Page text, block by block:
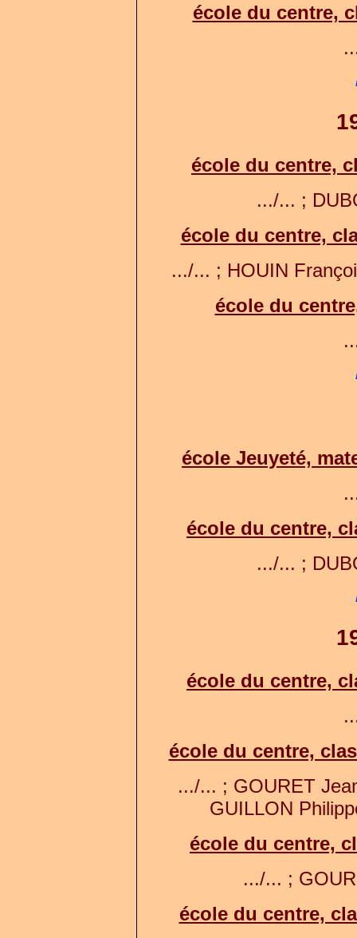
école du centre,
école du centre,
.../... ;
école du centre,
.../... ; HOUIN
école du
école Jeuyeté,
école du centre,
.../... ;
école du centre,
école du centre,
.../... ; GOURET
GUILLON
école du centre,
.../... ;
école du centre,